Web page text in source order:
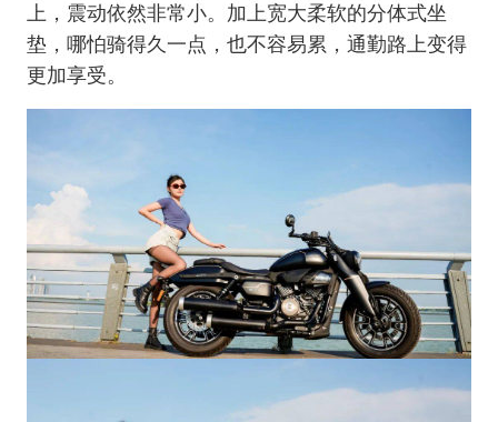
上，震动依然非常小。加上宽大柔软的分体式坐
垫，哪怕骑得久一点，也不容易累，通勤路上变得
更加享受。